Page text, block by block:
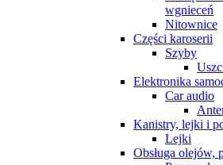
wgnieceń
Nitownice
Części karoserii
Szyby
Elektronika
Car audio
Kanistry, lejki i
Lejki
Obsługa olejów,